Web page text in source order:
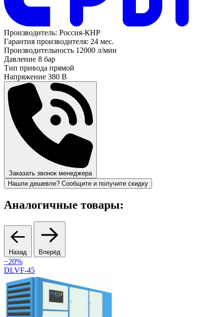
Производитель: Россия-КНР
Гарантия производителя: 24 мес.
Производительность 12000 л/мин
Давление 8 бар
Тип привода прямой
Напряжение 380 В
Заказать звонок менеджера
Нашли дешевле? Сообщите и получите скидку
Аналогичные товары:
Назад Вперёд
−20%
DLVF-45